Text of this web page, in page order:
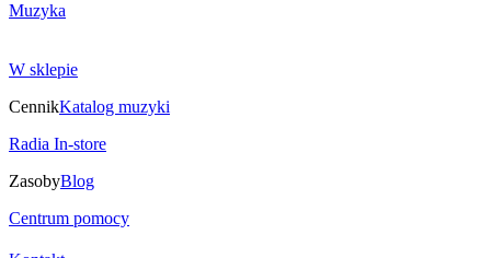
Muzyka
W sklepie
CennikKatalog muzyki
Radia In-store
ZasobyBlog
Centrum pomocy